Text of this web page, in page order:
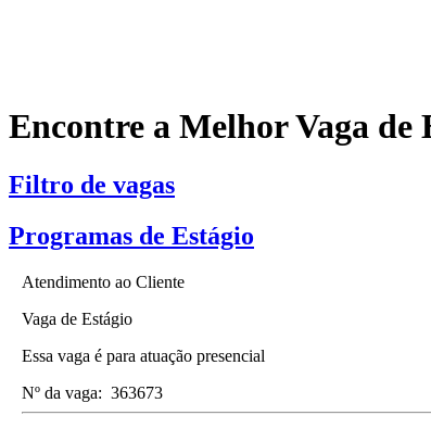
Encontre a Melhor Vaga de
Filtro de vagas
Programas de Estágio
Atendimento ao Cliente
Vaga de Estágio
Essa vaga é para atuação presencial
Nº da vaga: 363673